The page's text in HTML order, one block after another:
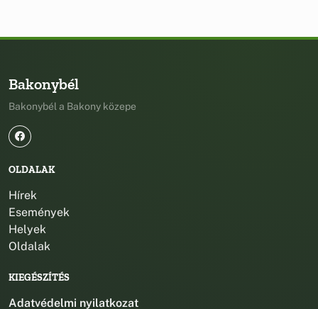
Bakonybél
Bakonybél a Bakony közepe
OLDALAK
Hírek
Események
Helyek
Oldalak
KIEGÉSZÍTÉS
Adatvédelmi nyilatkozat